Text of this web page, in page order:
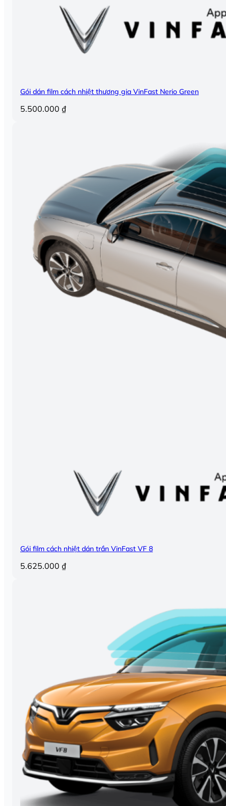
Gói dán film cách nhiệt thương gia VinFast Nerio Green
5.500.000 ₫
Gói film cách nhiệt dán trần VinFast VF 8
5.625.000 ₫